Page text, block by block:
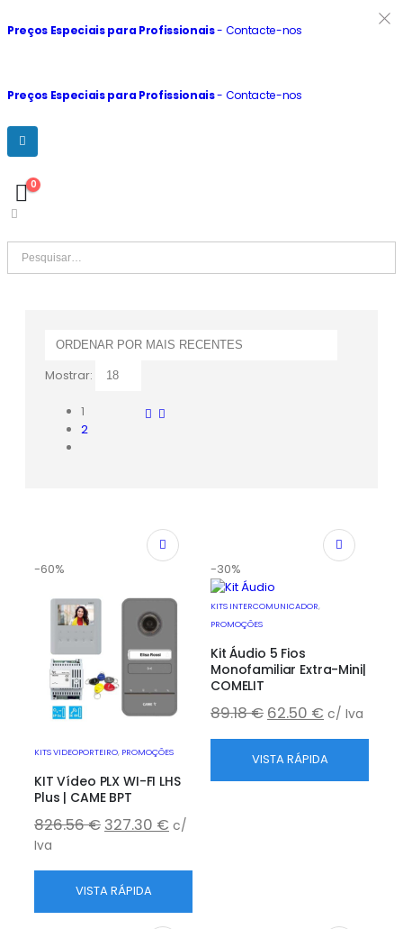
Preços Especiais para Profissionais- Contacte-nos
Preços Especiais para Profissionais- Contacte-nos
0
Mostrar:
1
2
-60%
VISTA RÁPIDA
KITS VIDEOPORTEIRO, PROMOÇÕES
KIT Vídeo PLX WI-FI LHS
Plus | CAME BPT
826.56€ 327.30 € c/
Iva
-30%
VISTA RÁPIDA
KITS INTERCOMUNICADOR,
PROMOÇÕES
Kit Áudio 5 Fios
Monofamiliar Extra-Mini|
COMELIT
89.18€ 62.50 € c/ Iva